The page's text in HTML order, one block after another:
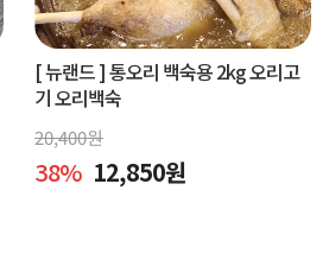
[ 뉴랜드 ]통오리 백숙용 2kg 오리고
기 오리백숙
20,400원
38% 12,850원